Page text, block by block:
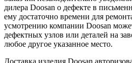
дилера Doosan о дефекте в
ему достаточно времени для
усмотрению компании Doosan
дефектных узлов или деталей на
любое другое указанное место.
Доставка изделия Doosan